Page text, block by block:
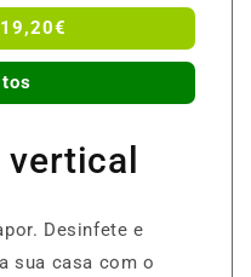
vertical
Desinfete e
sua casa com o